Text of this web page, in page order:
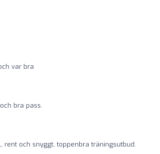
var bra
bra pass.
och snyggt, toppenbra träningsutbud.